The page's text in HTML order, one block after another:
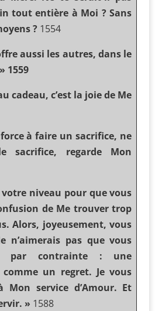
tout entière à Moi ? Sans
? 1554
aussi les autres, dans le
1559
cadeau, c’est la joie de Me
à faire un sacrifice, ne
sacrifice, regarde Mon
votre niveau pour que vous
de Me trouver trop
Alors, joyeusement, vous
n’aimerais pas que vous
par contrainte : une
comme un regret. Je vous
Mon service d’Amour. Et
» 1588